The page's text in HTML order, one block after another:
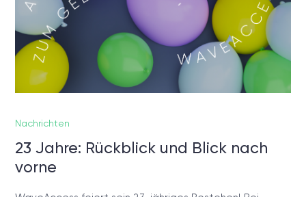
Nachrichten
23 Jahre: Rückblick und Blick nach
vorne